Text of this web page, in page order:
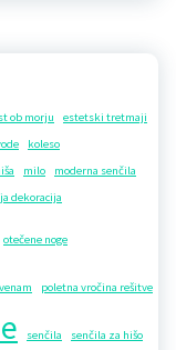
ob morju
estetski tretmaji
koleso
milo
moderna senčila
dekoracija
otečene noge
poletna vročina rešitve
senčila senčila za hišo